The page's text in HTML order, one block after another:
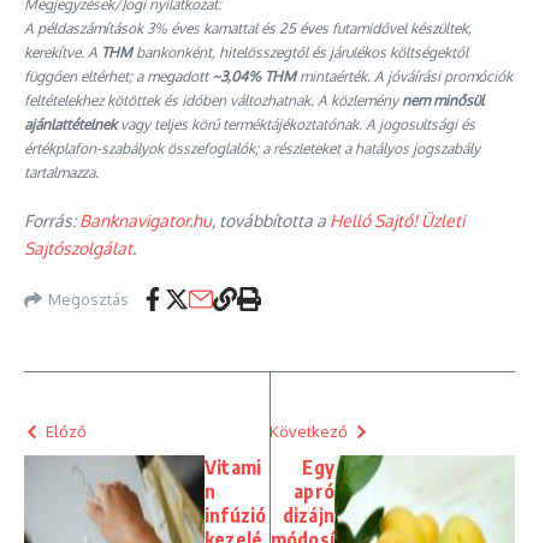
Megjegyzések/Jogi nyilatkozat:
A példaszámítások 3% éves kamattal és 25 éves futamidővel készültek,
kerekítve. A THMbankonként, hitelösszegtől és járulékos költségektől
függően eltérhet; a megadott~3,04% THMmintaérték. A jóváírási promóciók
feltételekhez kötöttek és időben változhatnak. A közleménynem minősül
ajánlattételnekvagy teljes körű terméktájékoztatónak. A jogosultsági és
értékplafon-szabályok összefoglalók; a részleteket a hatályos jogszabály
tartalmazza.
Forrás:Banknavigator.hu, továbbította a Helló Sajtó! Üzleti
Sajtószolgálat.
Megosztás
Előző
Vitami
n
infúzió
Következő
Egy
apró
dizájn